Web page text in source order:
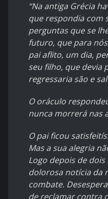
“Na antiga Grécia
que respondia com
perguntas que se
futuro, que para
pai aflito, um dia,
seu filho, que devia
regressaria são e
O oráculo
nunca morrerá nas
O pai ficou
Mas a sua alegria
Logo depois de
dolorosa notícia da
combate.
de reclamar contra